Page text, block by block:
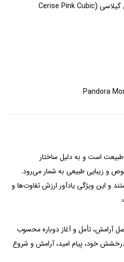
سنگ: زیرکونیای مکعبی صورتی گیلاسی (Cerise Pink Cubic
طبیعت است و به دلیل ساختار
و زیبایی طبیعی به شمار می‌رود.
و این ویژگی یادآور ارزش تفاوت‌ها و
آرامش، تأمل و آغاز دوباره محسوب
خود، پیام امید، آرامش و شروع